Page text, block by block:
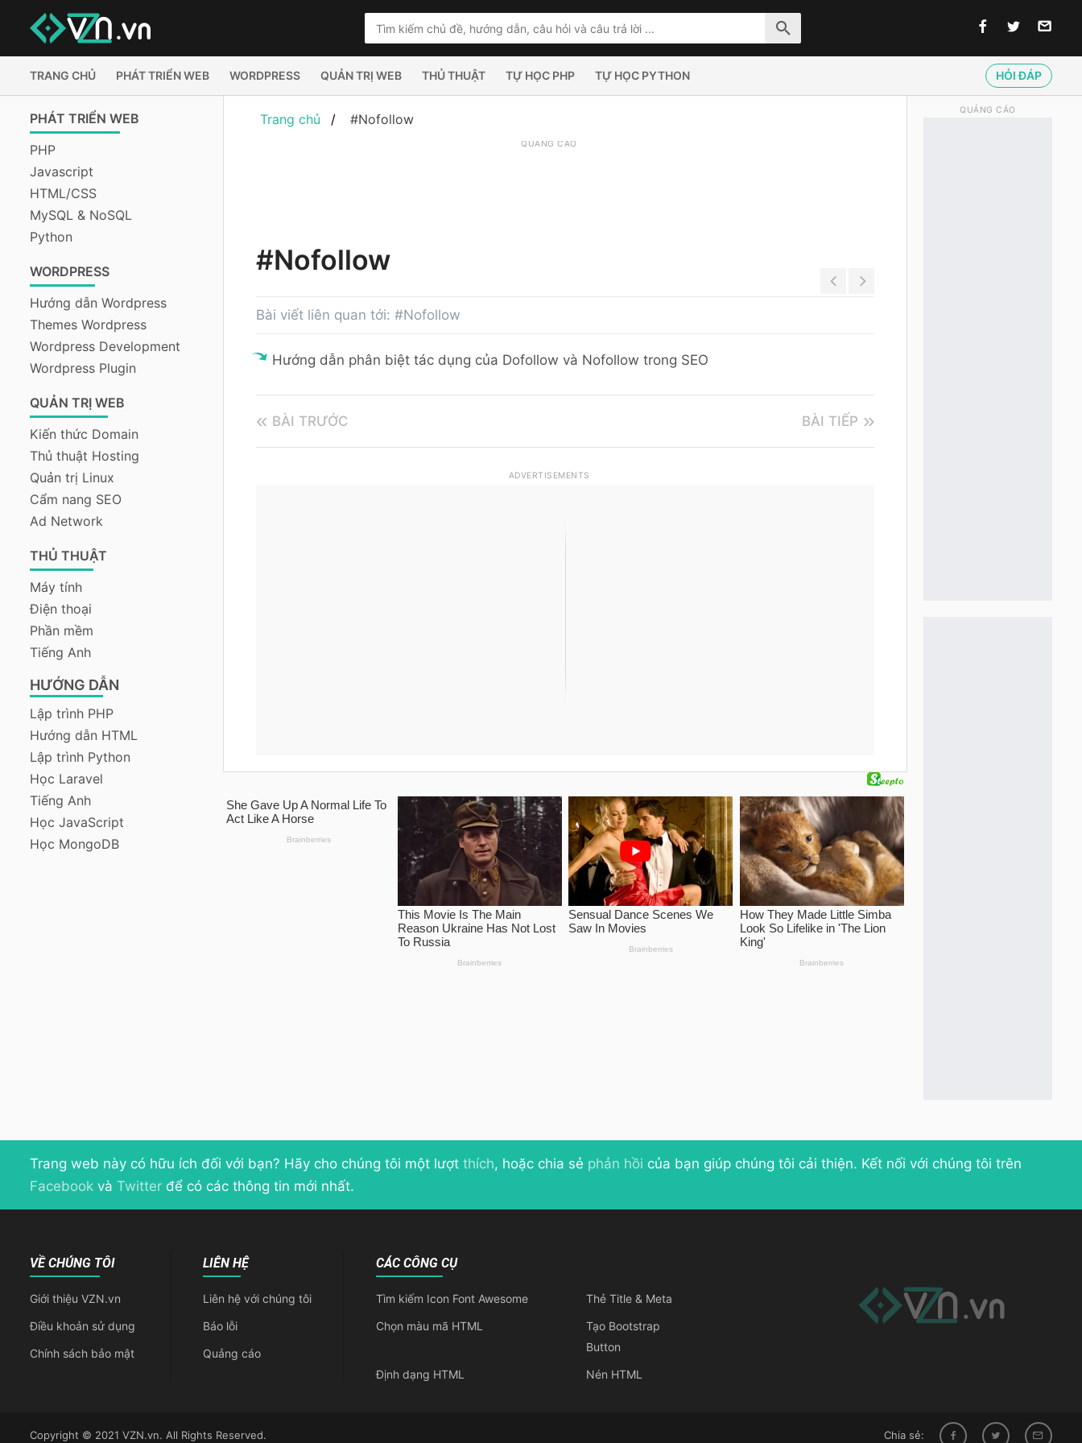
TRANG CHỦ PHÁT TRIỂN WEB WORDPRESS QUẢN TRỊ WEB THỦ THUẬT TỰ HỌC PHP TỰ HỌC PYTHON HỎI ĐÁP
PHÁT TRIỂN WEB
PHP
Javascript
HTML/CSS
MySQL & NoSQL
Python
WORDPRESS
Hướng dẫn Wordpress
Themes Wordpress
Wordpress Development
Wordpress Plugin
QUẢN TRỊ WEB
Kiến thức Domain
Thủ thuật Hosting
Quản trị Linux
Cẩm nang SEO
Ad Network
THỦ THUẬT
Máy tính
Điện thoại
Phần mềm
Tiếng Anh
HƯỚNG DẪN
Lập trình PHP
Hướng dẫn HTML
Lập trình Python
Học Laravel
Tiếng Anh
Học JavaScript
Học MongoDB
Trang chủ #Nofollow
QUẢNG CÁO
#Nofollow
Bài viết liên quan tới: #Nofollow
Hướng dẫn phân biệt tác dụng của Dofollow và Nofollow trong SEO
BÀI TRƯỚC BÀI TIẾP
ADVERTISEMENTS
QUẢNG CÁO
Trang web này có hữu ích đối với bạn? Hãy cho chúng tôi một lượt thích, hoặc chia sẻ phản hồi của bạn giúp chúng tôi cải thiện. Kết nối với chúng tôi trên
Facebook và Twitter để có các thông tin mới nhất.
VỀ CHÚNG TÔI
Giới thiệu VZN.vn
Điều khoản sử dụng
Chính sách bảo mật
LIÊN HỆ
Liên hệ với chúng tôi
Báo lỗi
Quảng cáo
CÁC CÔNG CỤ
Tìm kiếm Icon Font Awesome
Thẻ Title & Meta
Chọn màu mã HTML
Tạo Bootstrap
Button
Định dạng HTML
Nén HTML
Copyright © 2021 VZN.vn. All Rights Reserved. Chia sẻ: